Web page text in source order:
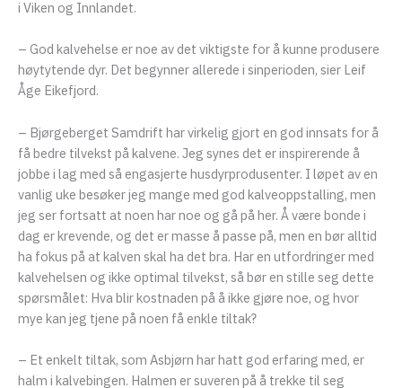
i Viken og Innlandet.
– God kalvehelse er noe av det viktigste for å kunne produsere
høytytende dyr. Det begynner allerede i sinperioden, sier Leif
Åge Eikefjord.
– Bjørgeberget Samdrift har virkelig gjort en god innsats for å
få bedre tilvekst på kalvene. Jeg synes det er inspirerende å
jobbe i lag med så engasjerte husdyrprodusenter. I løpet av en
vanlig uke besøker jeg mange med god kalveoppstalling, men
jeg ser fortsatt at noen har noe og gå på her. Å være bonde i
dag er krevende, og det er masse å passe på, men en bør alltid
ha fokus på at kalven skal ha det bra. Har en utfordringer med
kalvehelsen og ikke optimal tilvekst, så bør en stille seg dette
spørsmålet: Hva blir kostnaden på å ikke gjøre noe, og hvor
mye kan jeg tjene på noen få enkle tiltak?
– Et enkelt tiltak, som Asbjørn har hatt god erfaring med, er
halm i kalvebingen. Halmen er suveren på å trekke til seg